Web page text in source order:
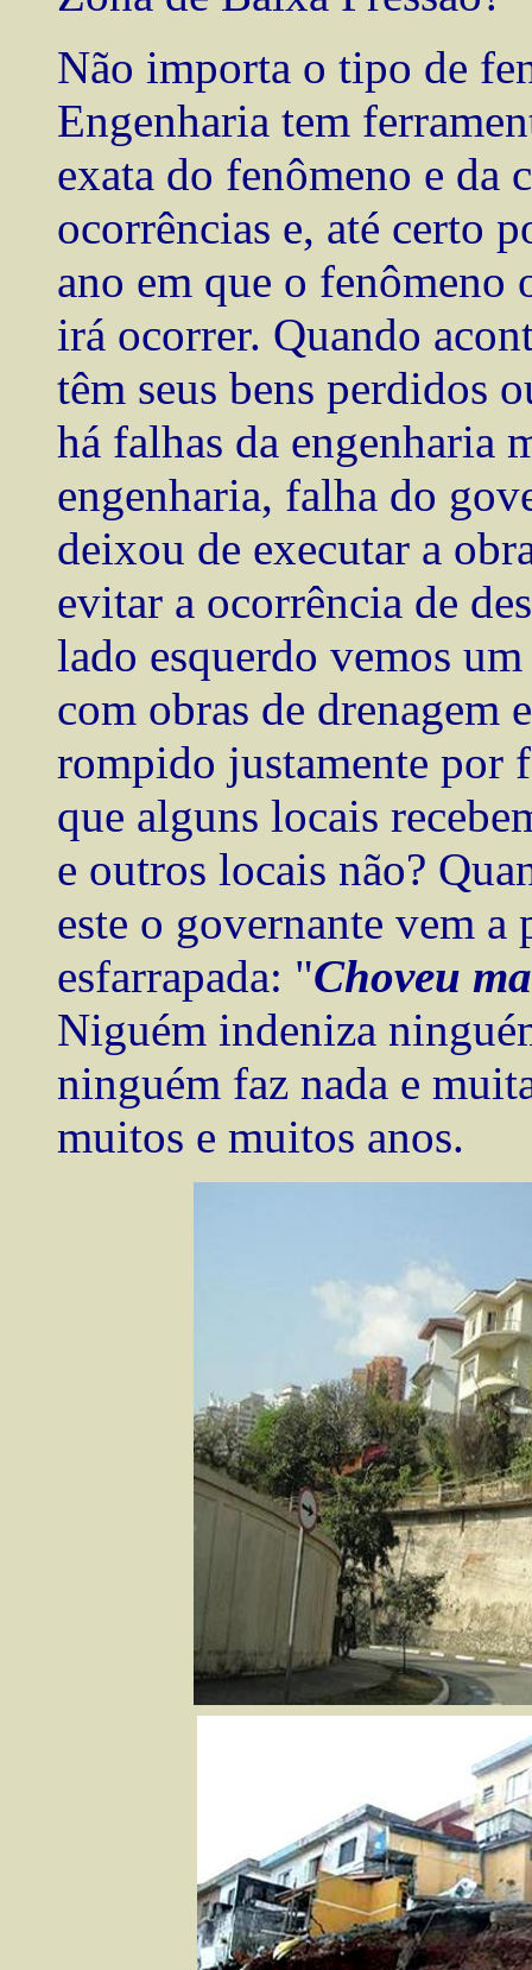
Não importa o tipo de
Engenharia tem
exata do fenômeno e da
ocorrências e, até certo
ano em que o fenômeno
irá ocorrer. Quando
têm seus bens perdidos
há falhas da engenharia
engenharia, falha do
deixou de executar a
evitar a ocorrência de
lado esquerdo vemos
com obras de drenagem
rompido justamente por
que alguns locais
e outros locais não?
este o governante vem a
esfarrapada: "Choveu
Niguém indeniza
ninguém faz nada e
muitos e muitos anos.